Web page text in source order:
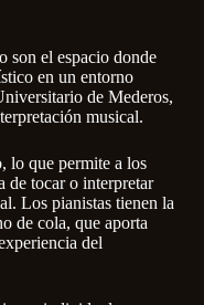
son el espacio donde
en un entorno
de Mederos,
musical.
lo que permite a los
de tocar o interpretar
Los pianistas tienen la
de cola, que aporta
del